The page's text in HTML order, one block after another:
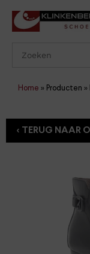
Home » Producten »